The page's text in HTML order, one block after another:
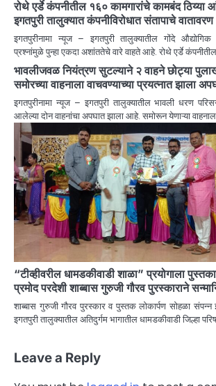
रोथे एर्डे कंपनीतील १६० कामगारांचे कामबंद
इगतपुरी तालुक्यात कंपनीविरोधात संतापाचे वातावरण
इगतपुरीनामा न्यूज – इगतपुरी तालुक्यातील गोंदे औद्योगिक
प्रश्नांमुळे पुन्हा एकदा अशांततेचे वारे वाहते आहे. रोथे एर्डे
भावलीजवळ नियंत्रण सुटल्याने २ वाहने छोट्या
समोरच्या वाहनाला वाचवण्याच्या प्रयत्नात झाला
इगतपुरीनामा न्यूज – इगतपुरी तालुक्यातील भावली धरण
आलेल्या दोन वाहनांचा अपघात झाला आहे. समोरून येणाऱ्या
“टीव्हीवरील धामडकीवाडी शाळा” प्रयोगाला
प्रमोद परदेशी शाब्बास गुरुजी गौरव पुरस्काराने
शाब्बास गुरुजी गौरव पुरस्कार व पुस्तक लोकार्पण सोहळा संपन्न
इगतपुरी तालुक्यातील अतिदुर्गम भागातील धामडकीवाडी जिल्हा
Leave a Reply